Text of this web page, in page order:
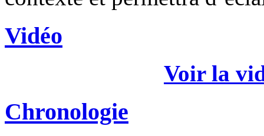
Vidéo
Voir la
Chronologie